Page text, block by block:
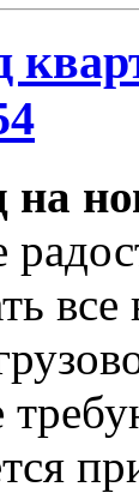
на